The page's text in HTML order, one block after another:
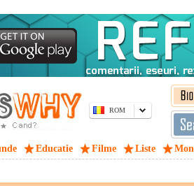
ROM
Educatie Filme Liste